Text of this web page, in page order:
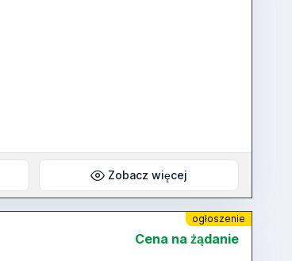
Zobacz więcej
ogłoszenie
Cena na żądanie